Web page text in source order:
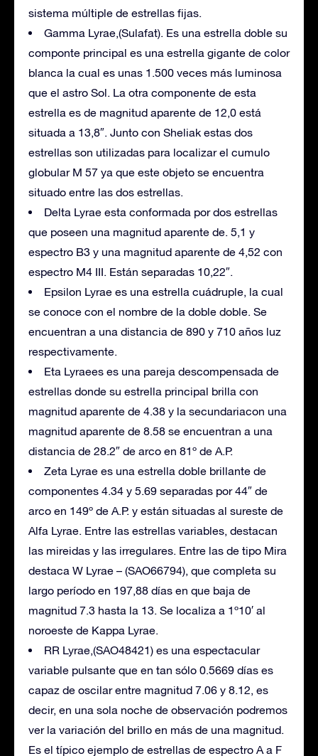
sistema múltiple de estrellas fijas.
Gamma Lyrae,(Sulafat). Es una estrella doble su
componte principal es una estrella gigante de color
blanca la cual es unas 1.500 veces más luminosa
que el astro Sol. La otra componente de esta
estrella es de magnitud aparente de 12,0 está
situada a 13,8″. Junto con Sheliak estas dos
estrellas son utilizadas para localizar el cumulo
globular M 57 ya que este objeto se encuentra
situado entre las dos estrellas.
Delta Lyrae esta conformada por dos estrellas
que poseen una magnitud aparente de. 5,1 y
espectro B3 y una magnitud aparente de 4,52 con
espectro M4 III. Están separadas 10,22″.
Epsilon Lyrae es una estrella cuádruple, la cual
se conoce con el nombre de la doble doble. Se
encuentran a una distancia de 890 y 710 años luz
respectivamente.
Eta Lyraees es una pareja descompensada de
estrellas donde su estrella principal brilla con
magnitud aparente de 4.38 y la secundariacon una
magnitud aparente de 8.58 se encuentran a una
distancia de 28.2″ de arco en 81º de A.P.
Zeta Lyrae es una estrella doble brillante de
componentes 4.34 y 5.69 separadas por 44″ de
arco en 149º de A.P. y están situadas al sureste de
Alfa Lyrae. Entre las estrellas variables, destacan
las mireidas y las irregulares. Entre las de tipo Mira
destaca W Lyrae – (SAO66794), que completa su
largo período en 197,88 días en que baja de
magnitud 7.3 hasta la 13. Se localiza a 1º10′ al
noroeste de Kappa Lyrae.
RR Lyrae,(SAO48421) es una espectacular
variable pulsante que en tan sólo 0.5669 días es
capaz de oscilar entre magnitud 7.06 y 8.12, es
decir, en una sola noche de observación podremos
ver la variación del brillo en más de una magnitud.
Es el típico ejemplo de estrellas de espectro A a F